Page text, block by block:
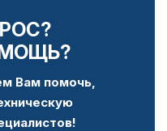
Вам помочь,